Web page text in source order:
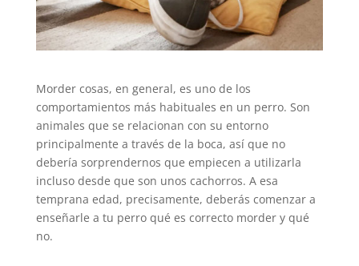
Morder cosas, en general, es uno de los
comportamientos más habituales en un perro. Son
animales que se relacionan con su entorno
principalmente a través de la boca, así que no
debería sorprendernos que empiecen a utilizarla
incluso desde que son unos cachorros. A esa
temprana edad, precisamente, deberás comenzar a
enseñarle a tu perro qué es correcto morder y qué
no.